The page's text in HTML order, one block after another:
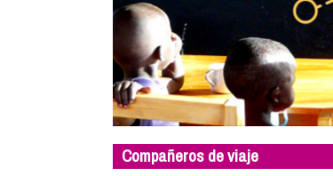
Compañeros de viaje